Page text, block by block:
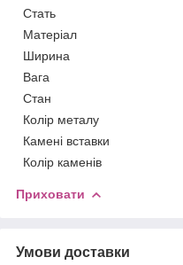
Стать
Матеріал
Ширина
Вага
Стан
Колір металу
Камені вставки
Колір каменів
Приховати
Умови доставки